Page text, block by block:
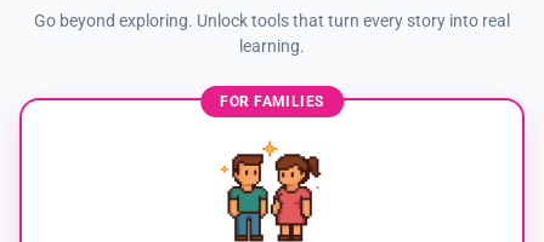
Go beyond exploring. Unlock tools that turn every story into real
learning.
FOR FAMILIES